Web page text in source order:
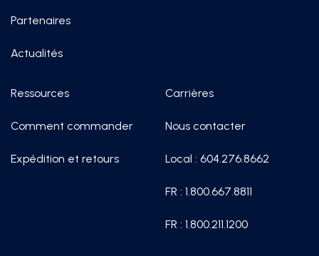
Partenaires
Actualités
Ressources
Comment commander
Expédition et retours
Carrières
Nous contacter
Local : 604.276.8662
FR : 1.800.667.8811
FR : 1.800.211.1200